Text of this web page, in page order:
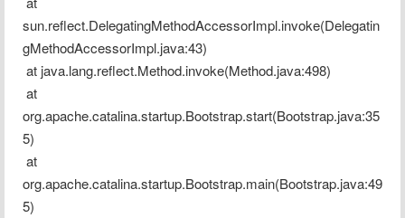
sun.reflect.DelegatingMethodAccessorImpl.invoke(Delegatin
gMethodAccessorImpl.java:43)
at java.lang.reflect.Method.invoke(Method.java:498)
org.apache.catalina.startup.Bootstrap.start(Bootstrap.java:35
5)
org.apache.catalina.startup.Bootstrap.main(Bootstrap.java:49
5)